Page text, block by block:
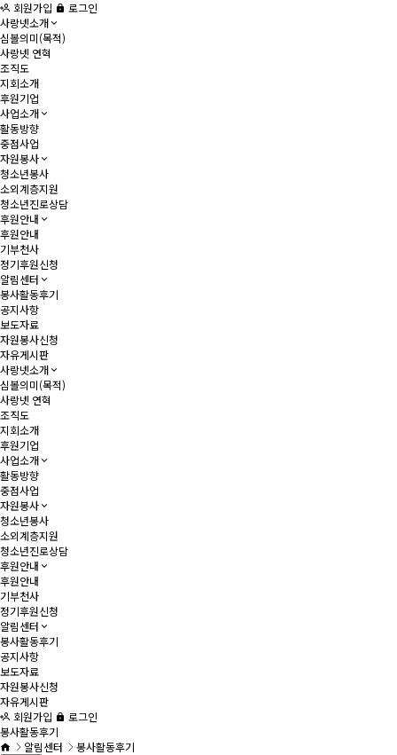
회원가입
로그인
사랑넷소개
심볼의미(목적)
사랑넷 연혁
조직도
지회소개
후원기업
사업소개
활동방향
중점사업
자원봉사
청소년봉사
소외계층지원
청소년진로상담
후원안내
후원안내
기부천사
정기후원신청
알림센터
봉사활동후기
공지사항
보도자료
자원봉사신청
자유게시판
사랑넷소개
심볼의미(목적)
사랑넷 연혁
조직도
지회소개
후원기업
사업소개
활동방향
중점사업
자원봉사
청소년봉사
소외계층지원
청소년진로상담
후원안내
후원안내
기부천사
정기후원신청
알림센터
봉사활동후기
공지사항
보도자료
자원봉사신청
자유게시판
회원가입
로그인
봉사활동후기
알림센터
봉사활동후기